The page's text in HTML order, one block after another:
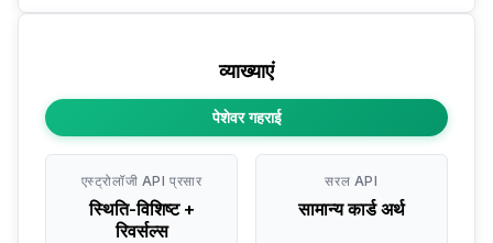
व्याख्याएं
पेशेवर गहराई
एस्ट्रोलॉजी API प्रसार
स्थिति-विशिष्ट +
रिवर्सल्स
सरल API
सामान्य कार्ड अर्थ